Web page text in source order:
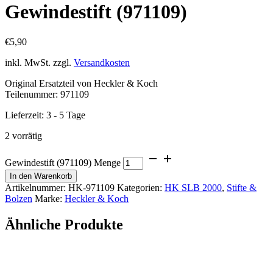
Gewindestift (971109)
€5,90
inkl. MwSt. zzgl. Versandkosten
Original Ersatzteil von Heckler & Koch
Teilenummer: 971109
Lieferzeit: 3 - 5 Tage
2 vorrätig
Gewindestift (971109) Menge
In den Warenkorb
Artikelnummer: HK-971109 Kategorien: HK SLB 2000, Stifte &
Bolzen Marke: Heckler & Koch
Ähnliche Produkte